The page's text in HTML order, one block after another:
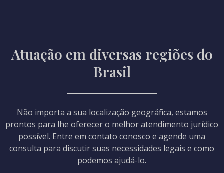
Atuação em diversas regiões do
Brasil
Não importa a sua localização geográfica, estamos
prontos para lhe oferecer o melhor atendimento jurídico
possível. Entre em contato conosco e agende uma
consulta para discutir suas necessidades legais e como
podemos ajudá-lo.